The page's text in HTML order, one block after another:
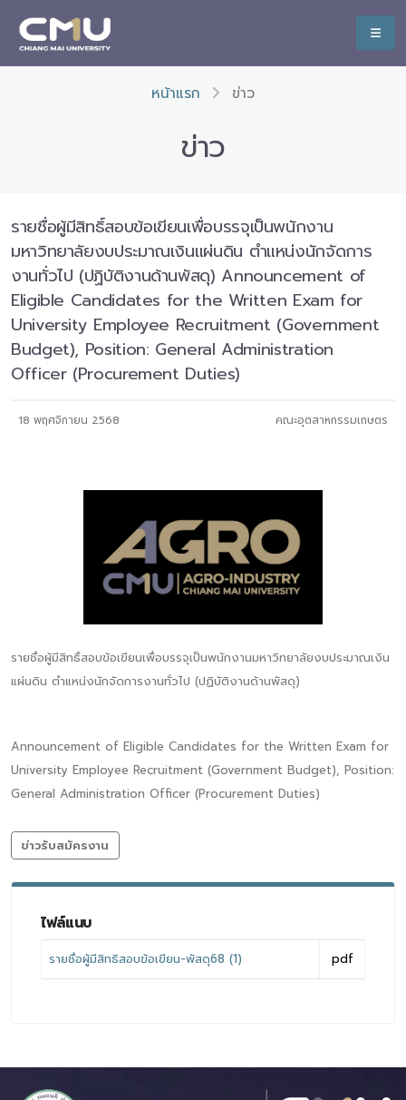
หน้าแรก ข่าว
ข่าว
รายชื่อผู้มีสิทธิ์สอบข้อเขียนเพื่อบรรจุเป็นพนักงาน
มหาวิทยาลัยงบประมาณเงินแผ่นดิน ตำแหน่งนักจัดการ
งานทั่วไป (ปฏิบัติงานด้านพัสดุ) Announcement of
Eligible Candidates for the Written Exam for
University Employee Recruitment (Government
Budget), Position: General Administration
Officer (Procurement Duties)
18 พฤศจิกายน 2568 คณะอุตสาหกรรมเกษตร
รายชื่อผู้มีสิทธิ์สอบข้อเขียนเพื่อบรรจุเป็นพนักงานมหาวิทยาลัยงบประมาณเงิน
แผ่นดิน ตำแหน่งนักจัดการงานทั่วไป (ปฏิบัติงานด้านพัสดุ)
Announcement of Eligible Candidates for the Written Exam for
University Employee Recruitment (Government Budget), Position:
General Administration Officer (Procurement Duties)
ข่าวรับสมัครงาน
ไฟล์แนบ
รายชื่อผู้มีสิทธิสอบข้อเขียน-พัสดุ68 (1) pdf